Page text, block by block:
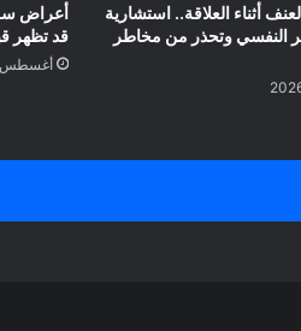
أثناء العلاقة.. استشارية
النفسي وتحذر من مخاطر
قد تظهر
أغسطس 5, 2026